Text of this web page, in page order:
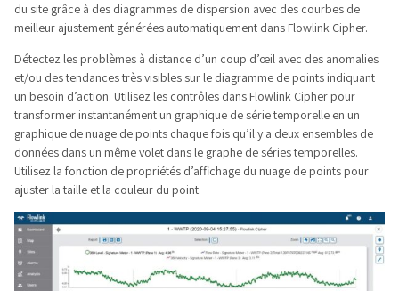
du site grâce à des diagrammes de dispersion avec des courbes de
meilleur ajustement générées automatiquement dans Flowlink Cipher.
Détectez les problèmes à distance d’un coup d’œil avec des anomalies
et/ou des tendances très visibles sur le diagramme de points indiquant
un besoin d’action. Utilisez les contrôles dans Flowlink Cipher pour
transformer instantanément un graphique de série temporelle en un
graphique de nuage de points chaque fois qu’il y a deux ensembles de
données dans un même volet dans le graphe de séries temporelles.
Utilisez la fonction de propriétés d’affichage du nuage de points pour
ajuster la taille et la couleur du point.